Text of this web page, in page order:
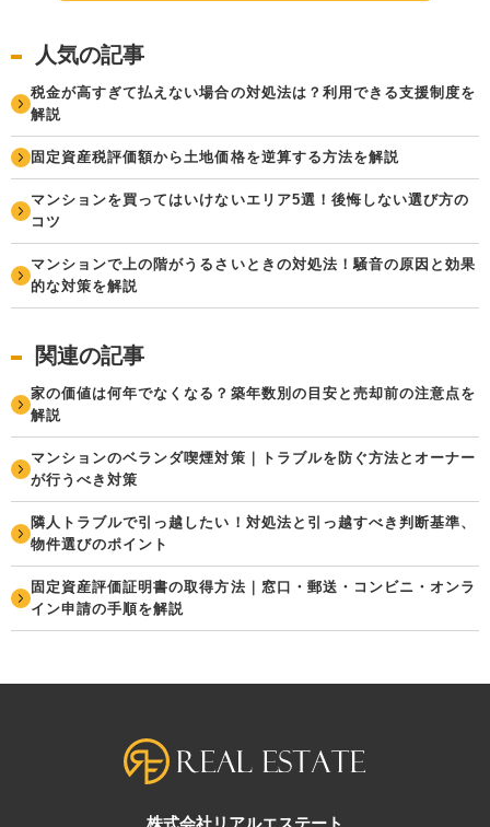
人気の記事
税金が高すぎて払えない場合の対処法は？利用できる支援制度を
解説
固定資産税評価額から土地価格を逆算する方法を解説
マンションを買ってはいけないエリア5選！後悔しない選び方の
コツ
マンションで上の階がうるさいときの対処法！騒音の原因と効果
的な対策を解説
関連の記事
家の価値は何年でなくなる？築年数別の目安と売却前の注意点を
解説
マンションのベランダ喫煙対策｜トラブルを防ぐ方法とオーナー
が行うべき対策
隣人トラブルで引っ越したい！対処法と引っ越すべき判断基準、
物件選びのポイント
固定資産評価証明書の取得方法｜窓口・郵送・コンビニ・オンラ
イン申請の手順を解説
株式会社リアルエステート